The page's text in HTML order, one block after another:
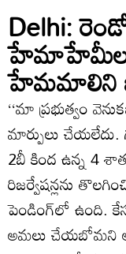
Delhi:
హేమమాలిని
‘‘మా ప్రభుత్వం
మార్పులు చేయలేదు.
2బీ కింద ఉన్న 4
రిజర్వేషన్లను
పెండింగ్‌లో ఉంది.
అమలు చేయబోమని